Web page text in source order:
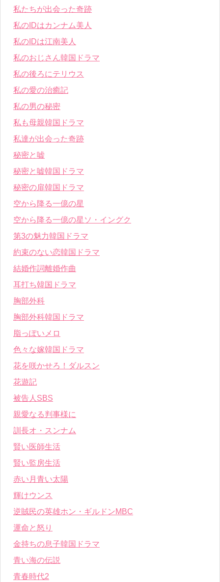
私たちが出会った奇跡
私のIDはカンナム美人
私のIDは江南美人
私のおじさん韓国ドラマ
私の後ろにテリウス
私の愛の治癒記
私の男の秘密
私も母親韓国ドラマ
私達が出会った奇跡
秘密と嘘
秘密と嘘韓国ドラマ
秘密の扉韓国ドラマ
空から降る一億の星
空から降る一億の星ソ・イングク
第3の魅力韓国ドラマ
約束のない恋韓国ドラマ
結婚作詞離婚作曲
耳打ち韓国ドラマ
胸部外科
胸部外科韓国ドラマ
脂っぽいメロ
色々な嫁韓国ドラマ
花を咲かせろ！ダルスン
花遊記
被告人SBS
親愛なる判事様に
訓長オ・スンナム
賢い医師生活
賢い監房生活
赤い月青い太陽
輝けウンス
逆賊民の英雄ホン・ギルドンMBC
運命と怒り
金持ちの息子韓国ドラマ
青い海の伝説
青春時代2